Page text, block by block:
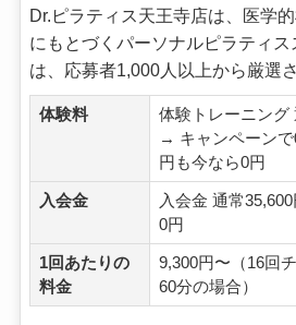
Dr.ピラティス天王寺店は、医学
にもとづくパーソナルピラティ
は、応募者1,000人以上から厳選
体験料
体験トレーニング
→ キャンペーン
円も今なら0円
入会金
入会金 通常
0円
1回あたりの
料金
9,300円〜（16回
60分の場合）